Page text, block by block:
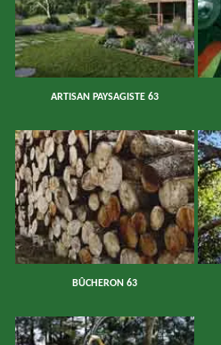
ARTISAN PAYSAGISTE 63
BÛCHERON 63